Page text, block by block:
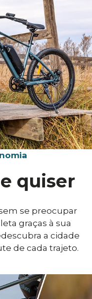
quiser
se preocupar
graças à sua
a cidade